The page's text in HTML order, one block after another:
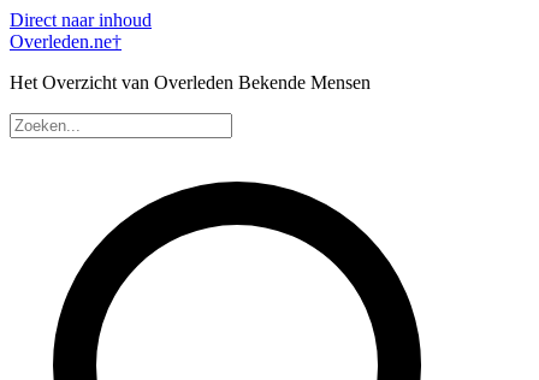
Direct naar inhoud
Overleden.ne†
Het Overzicht van Overleden Bekende Mensen